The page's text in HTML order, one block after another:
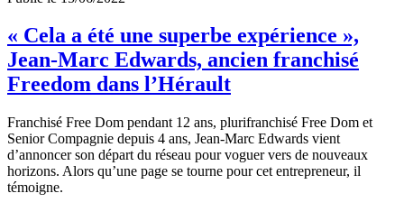
« Cela a été une superbe expérience »,
Jean-Marc Edwards, ancien franchisé
Freedom dans l’Hérault
Franchisé Free Dom pendant 12 ans, plurifranchisé Free Dom et
Senior Compagnie depuis 4 ans, Jean-Marc Edwards vient
d’annoncer son départ du réseau pour voguer vers de nouveaux
horizons. Alors qu’une page se tourne pour cet entrepreneur, il
témoigne.